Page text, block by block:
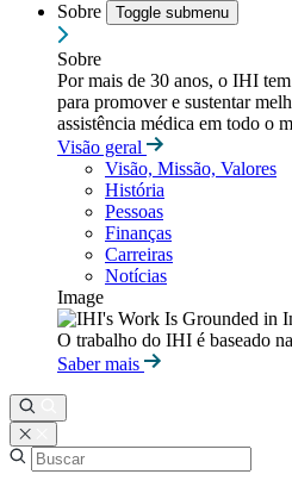
Sobre
Toggle submenu
Sobre
Por mais de 30 anos, o IHI
para promover e sustentar
assistência médica em todo o
Visão geral
Visão, Missão, Valores
História
Pessoas
Finanças
Carreiras
Notícias
Image
O trabalho do IHI é baseado
Saber mais